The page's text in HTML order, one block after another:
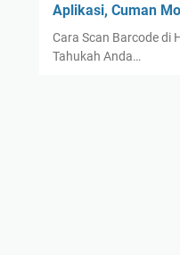
Aplikasi, Cuman
Cara Scan Barcode di
Tahukah Anda…